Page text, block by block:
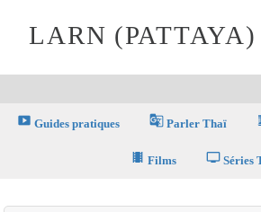
LARN
smart_display Guides pratiques g_translate Parler Thaï
theaters Films tv Séries